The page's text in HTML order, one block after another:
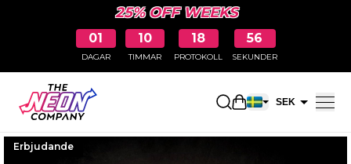
25% OFF WEEKS
01
DAGAR
10
TIMMAR
18
PROTOKOLL
55
SEKUNDER
ÖppnaSEK
Erbjudande